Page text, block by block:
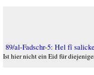
89/al-Fadschr-5: Hel fî
Ist hier nicht ein Eid für